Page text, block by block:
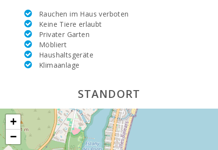
Supermarkt LIDL
(km):
Wassersport (m):
See - Es Llac Gran
Kathmandu-Park
(km):
Vergnügungspark
Rauchen im Haus verboten
Keine Tiere erlaubt
Privater Garten
Möbliert
Haushaltsgeräte
Klimaanlage
STANDORT
+
−